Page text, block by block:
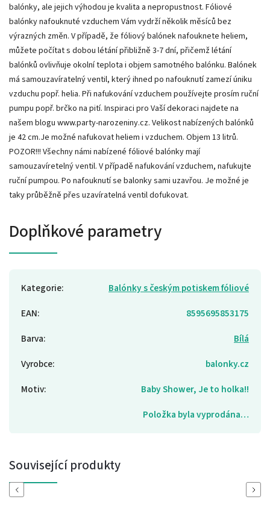
balónky, ale jejich výhodou je kvalita a nepropustnost. Fóliové
balónky nafouknuté vzduchem Vám vydrží několik měsíců bez
výrazných změn. V případě, že fóliový balónek nafouknete heliem,
můžete počítat s dobou létání přibližně 3-7 dní, přičemž létání
balónků ovlivňuje okolní teplota i objem samotného balónku. Balónek
má samouzavíratelný ventil, který ihned po nafouknutí zamezí úniku
vzduchu popř. helia. Při nafukování vzduchem používejte prosím ruční
pumpu popř. brčko na pití. Inspiraci pro Vaší dekoraci najdete na
našem blogu www.party-narozeniny.cz. Velikost nabízených balónků
je 42 cm.Je možné nafukovat heliem i vzduchem. Objem 13 litrů.
POZOR!!! Všechny námi nabízené fóliové balónky mají
samouzavíretelný ventil. V případě nafukování vzduchem, nafukujte
ruční pumpou. Po nafouknutí se balonky sami uzavřou. Je možné je
taky průběžně přes uzavíratelná ventil dofukovat.
Doplňkové parametry
Kategorie:
Balónky s českým potiskem fóliové
EAN:
8595695853175
Barva:
Bílá
Vyrobce:
balonky.cz
Motiv:
Baby Shower, Je to holka!!
Položka byla vyprodána…
Související produkty
Previous Next